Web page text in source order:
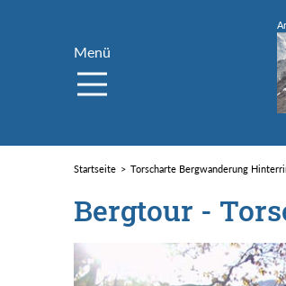
Menü
Startseite Torscharte Bergwanderung
Bergtour -